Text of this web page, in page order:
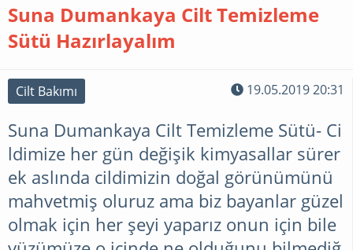
Suna Dumankaya Cilt Temizleme
Sütü Hazırlayalım
Cilt Bakımı 19.05.2019 20:31
Suna Dumankaya Cilt Temizleme Sütü- Ci
ldimize her gün değişik kimyasallar sürer
ek aslında cildimizin doğal görünümünü
mahvetmiş oluruz ama biz bayanlar güzel
olmak için her şeyi yaparız onun için bile